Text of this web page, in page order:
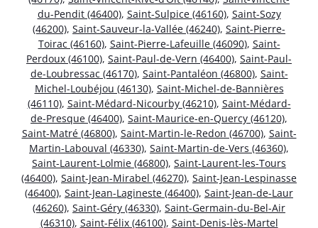
du-Pendit (46400), Saint-Sulpice (46160), Saint-Sozy
(46200), Saint-Sauveur-la-Vallée (46240), Saint-Pierre-
Toirac (46160), Saint-Pierre-Lafeuille (46090), Saint-
Perdoux (46100), Saint-Paul-de-Vern (46400), Saint-Paul-
de-Loubressac (46170), Saint-Pantaléon (46800), Saint-
Michel-Loubéjou (46130), Saint-Michel-de-Bannières
(46110), Saint-Médard-Nicourby (46210), Saint-Médard-
de-Presque (46400), Saint-Maurice-en-Quercy (46120),
Saint-Matré (46800), Saint-Martin-le-Redon (46700), Saint-
Martin-Labouval (46330), Saint-Martin-de-Vers (46360),
Saint-Laurent-Lolmie (46800), Saint-Laurent-les-Tours
(46400), Saint-Jean-Mirabel (46270), Saint-Jean-Lespinasse
(46400), Saint-Jean-Lagineste (46400), Saint-Jean-de-Laur
(46260), Saint-Géry (46330), Saint-Germain-du-Bel-Air
(46310), Saint-Félix (46100), Saint-Denis-lès-Martel